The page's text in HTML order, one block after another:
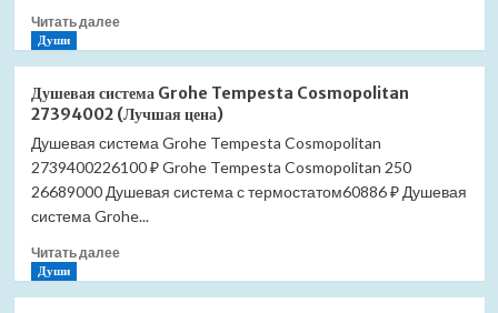
Читать далееПрочитать
гигиенического
душа
Lemark
Atlantiss
LM3259C
хром
цена)
Души
Душевая система Grohe Tempesta Cosmopolitan
27394002 (Лучшая цена)
Душевая система Grohe Tempesta Cosmopolitan
2739400226100 ₽ Grohe Tempesta Cosmopolitan 250
26689000 Душевая система с термостатом60886 ₽ Душевая
система Grohe...
Читать далееПрочитать
Души